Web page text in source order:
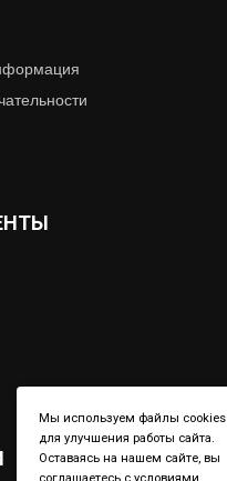
Мы используем файлы cookies
для улучшения работы сайта.
Оставаясь на нашем сайте, вы